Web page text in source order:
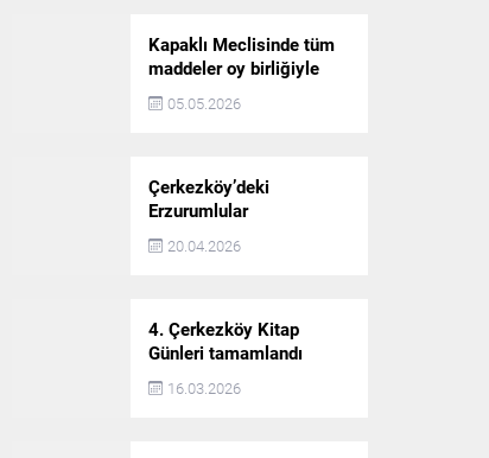
Kapaklı Meclisinde tüm
maddeler oy birliğiyle
karara bağlandı
05.05.2026
Çerkezköy’deki
Erzurumlular
şampiyonluğu kutladı
20.04.2026
4. Çerkezköy Kitap
Günleri tamamlandı
16.03.2026